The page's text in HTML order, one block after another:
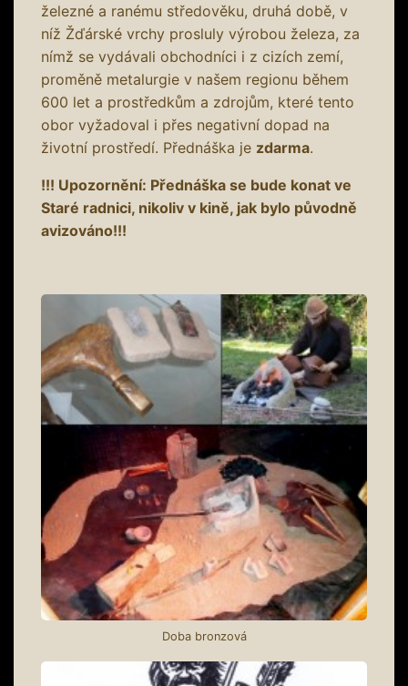
železné a ranému středověku, druhá době, v
níž Žďárské vrchy prosluly výrobou železa, za
nímž se vydávali obchodníci i z cizích zemí,
proměně metalurgie v našem regionu během
600 let a prostředkům a zdrojům, které tento
obor vyžadoval i přes negativní dopad na
životní prostředí. Přednáška je zdarma.
!!! Upozornění: Přednáška se bude konat ve
Staré radnici, nikoliv v kině, jak bylo původně
avizováno!!!
Doba bronzová